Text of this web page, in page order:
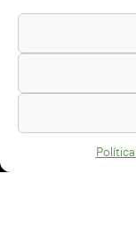
Biblioteca
Passeig de la
08500 Vic